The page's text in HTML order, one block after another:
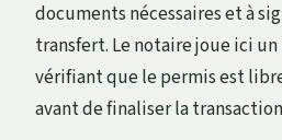
documents nécessaires et à
transfert. Le notaire joue ici
vérifiant que le permis est
avant de finaliser la